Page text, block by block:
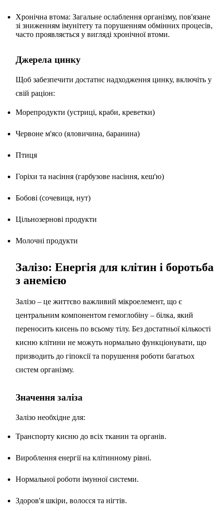
Хронічна втома: Загальне ослаблення організму, пов'язане
зі зниженням імунітету та порушенням обмінних процесів,
часто проявляється у вигляді хронічної втоми.
Джерела цинку
Щоб забезпечити достатнє надходження цинку, включіть у
свій раціон:
Морепродукти (устриці, краби, креветки)
Червоне м'ясо (яловичина, баранина)
Птиця
Горіхи та насіння (гарбузове насіння, кеш'ю)
Бобові (сочевиця, нут)
Цільнозернові продукти
Молочні продукти
Залізо: Енергія для клітин і боротьба
з анемією
Залізо – це життєво важливий мікроелемент, що є
центральним компонентом гемоглобіну – білка, який
переносить кисень по всьому тілу. Без достатньої кількості
кисню клітини не можуть нормально функціонувати, що
призводить до гіпоксії та порушення роботи багатьох
систем організму.
Значення заліза
Залізо необхідне для:
Транспорту кисню до всіх тканин та органів.
Вироблення енергії на клітинному рівні.
Нормальної роботи імунної системи.
Здоров'я шкіри, волосся та нігтів.